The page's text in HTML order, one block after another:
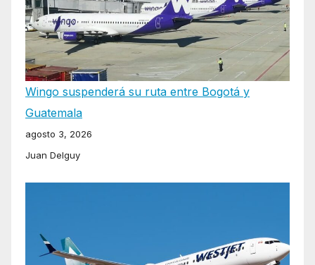
Wingo suspenderá su ruta entre Bogotá y
Guatemala
agosto 3, 2026
Juan Delguy